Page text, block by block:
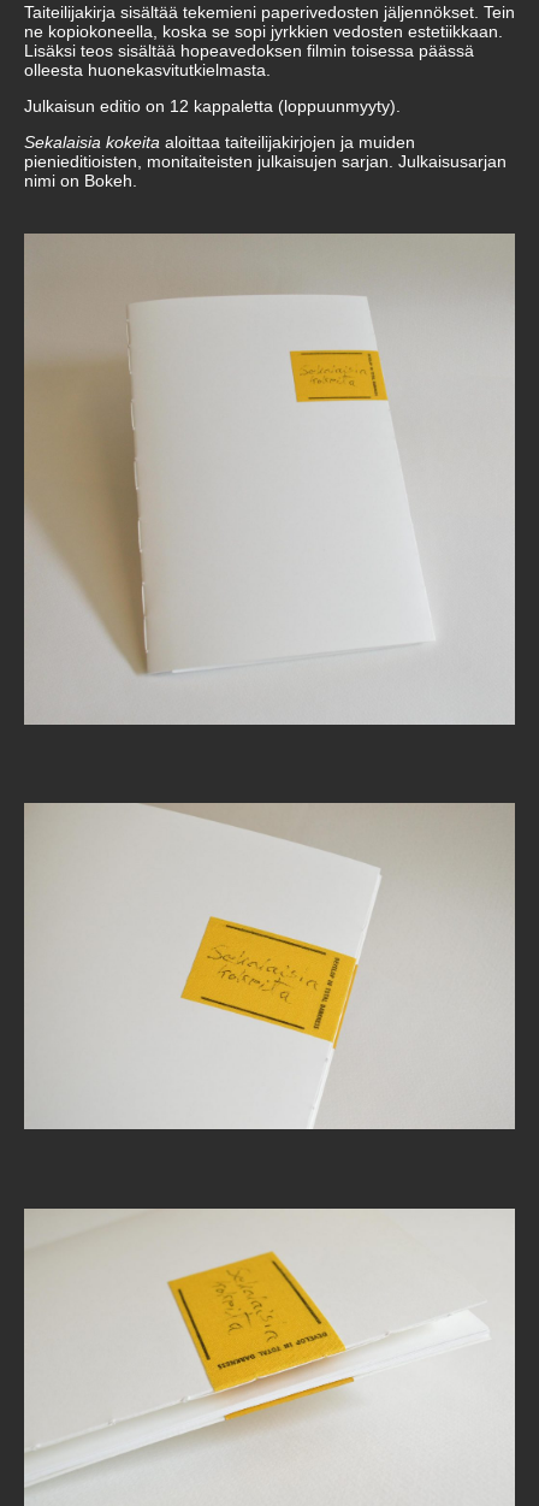
Taiteilijakirja sisältää tekemieni paperivedosten jäljennökset. Tein
ne kopiokoneella, koska se sopi jyrkkien vedosten estetiikkaan.
Lisäksi teos sisältää hopeavedoksen filmin toisessa päässä
olleesta huonekasvitutkielmasta.
Julkaisun editio on 12 kappaletta (loppuunmyyty).
Sekalaisia kokeita aloittaa taiteilijakirjojen ja muiden
pienieditioisten, monitaiteisten julkaisujen sarjan. Julkaisusarjan
nimi on Bokeh.